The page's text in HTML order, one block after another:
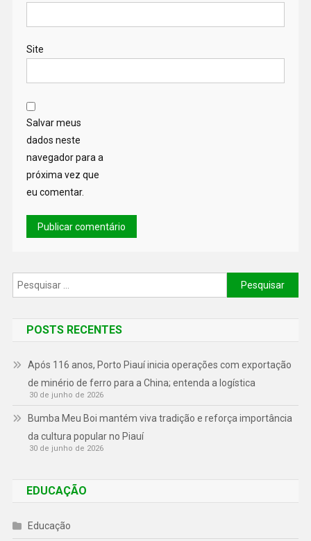
Site
Salvar meus
dados neste
navegador para a
próxima vez que
eu comentar.
POSTS RECENTES
Após 116 anos, Porto Piauí inicia operações com exportação
de minério de ferro para a China; entenda a logística
30 de junho de 2026
Bumba Meu Boi mantém viva tradição e reforça importância
da cultura popular no Piauí
30 de junho de 2026
EDUCAÇÃO
Educação